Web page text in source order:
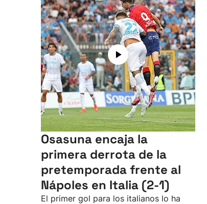
Osasuna encaja la
primera derrota de la
pretemporada frente al
Nápoles en Italia (2-1)
El primer gol para los italianos lo ha